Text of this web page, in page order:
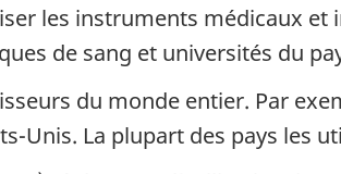
les instruments médicaux
de sang et universités du
du monde entier. Par
Unis. La plupart des pays les